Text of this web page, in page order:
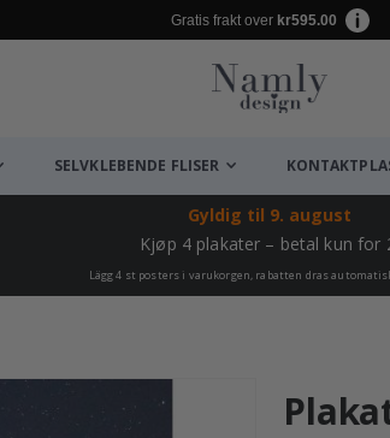
Gratis frakt over kr595.00
SELVKLEBENDE FLISER
Gyldig til 9. august
Kjøp 4 plakater – betal kun for
Lägg 4 st posters i varukorgen, rabatten dras